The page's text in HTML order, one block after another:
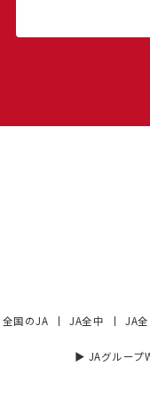
全国のJA JA全中 JA
▶︎ JAグループ